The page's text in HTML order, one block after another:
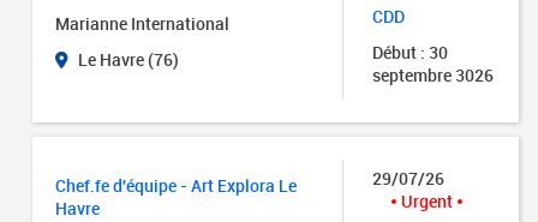
Marianne International
Le Havre (76)
CDD
Début : 30
septembre 3026
Chef.fe d'équipe - Art Explora Le
Havre
29/07/26
Urgent